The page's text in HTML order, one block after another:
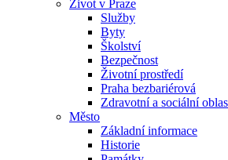
Život v Praze
Služby
Byty
Školství
Bezpečnost
Životní prostředí
Praha bezbariérová
Zdravotní a sociální
Město
Základní informace
Historie